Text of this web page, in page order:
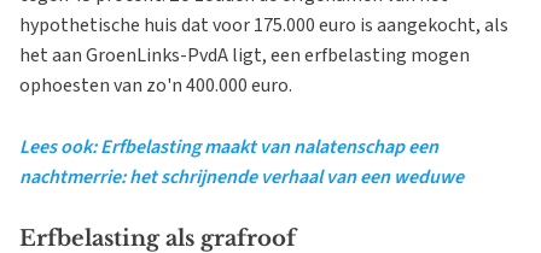
hypothetische huis dat voor 175.000 euro is aangekocht, als
het aan GroenLinks-PvdA ligt, een erfbelasting mogen
ophoesten van zo'n 400.000 euro.
Lees ook: Erfbelasting maakt van nalatenschap een
nachtmerrie: het schrijnende verhaal van een weduwe
Erfbelasting als grafroof